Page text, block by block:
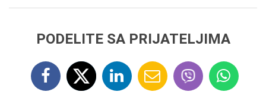
PODELITE SA PRIJATELJIMA